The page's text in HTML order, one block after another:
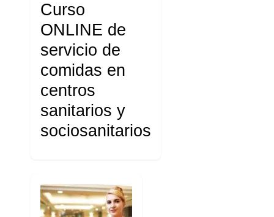
Curso
ONLINE de
servicio de
comidas en
centros
sanitarios y
sociosanitarios